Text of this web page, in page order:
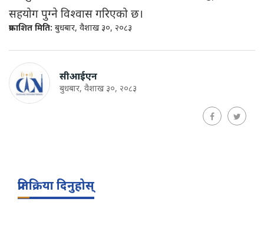
सहयोग पुग्ने विश्वास गरिएको छ।
प्रकाशित मिति: बुधबार, वैशाख ३०, २०८३
सीआईएन
बुधबार, वैशाख ३०, २०८३
प्रतिक्रिया दिनुहोस्